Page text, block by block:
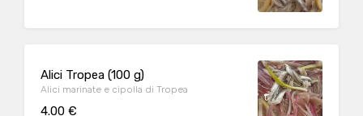
Alici Tropea (100 g)
Alici marinate e cipolla di Tropea
4.00 €